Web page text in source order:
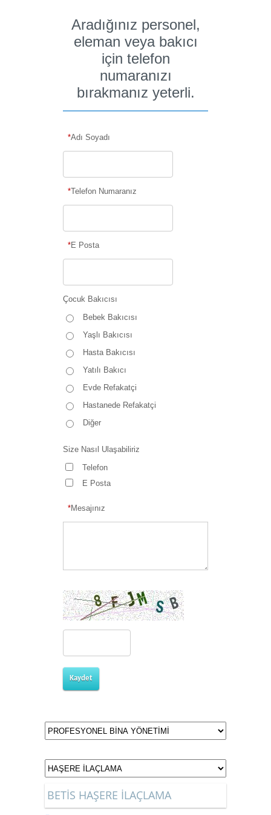
Aradığınız personel,
eleman veya bakıcı
için telefon
numaranızı
bırakmanız yeterli.
*Adı Soyadı
*Telefon Numaranız
*E Posta
Çocuk Bakıcısı
Bebek Bakıcısı
Yaşlı Bakıcısı
Hasta Bakıcısı
Yatılı Bakıcı
Evde Refakatçi
Hastanede Refakatçi
Diğer
Size Nasıl Ulaşabiliriz
Telefon
E Posta
*Mesajınız
Kaydet
BETİS HAŞERE İLAÇLAMA